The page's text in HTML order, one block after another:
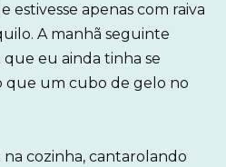
estivesse apenas com raiva
A manhã seguinte
eu ainda tinha se
que um cubo de gelo no
cozinha, cantarolando